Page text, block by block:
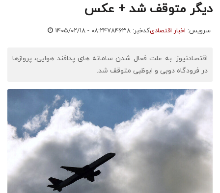
دیگر متوقف شد + عکس
سرویس: اخبار اقتصادیکدخبر: ۷۸۴۶۳۸ ۱۴۰۵/۰۲/۱۸ - ۰۸:۲۴
اقتصادنیوز: به علت فعال شدن سامانه های پدافند هوایی، پروازها
در فرودگاه دوبی و ابوظبی متوقف شد.